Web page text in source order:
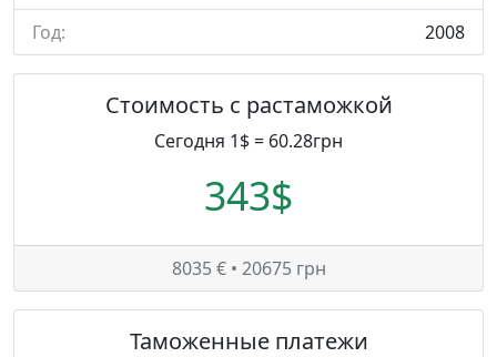
Год:
2008
Стоимость с растаможкой
Сегодня 1$ = 60.28грн
343$
8035 € • 20675 грн
Таможенные платежи